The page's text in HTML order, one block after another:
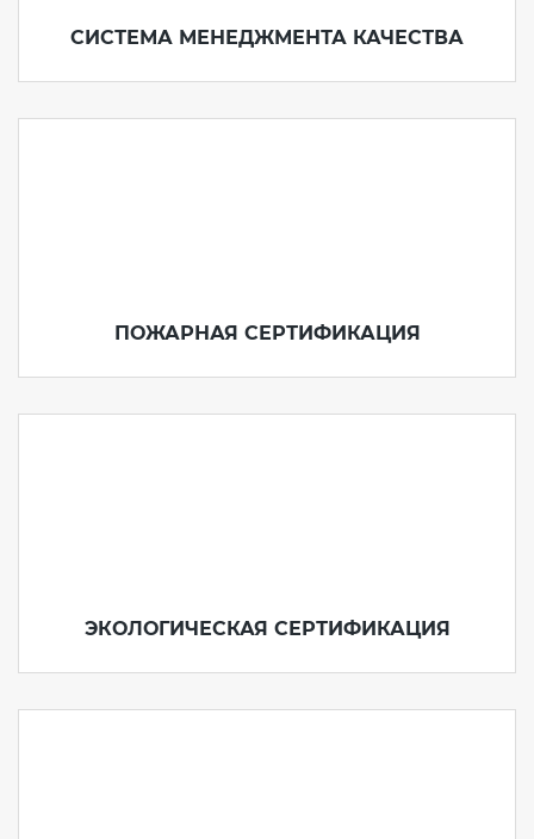
СИСТЕМА МЕНЕДЖМЕНТА КАЧЕСТВА
ПОЖАРНАЯ СЕРТИФИКАЦИЯ
ЭКОЛОГИЧЕСКАЯ СЕРТИФИКАЦИЯ